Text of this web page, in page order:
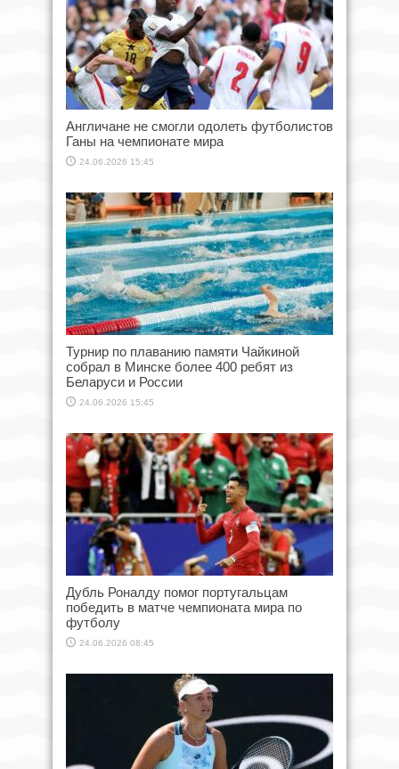
Англичане не смогли одолеть футболистов
Ганы на чемпионате мира
24.06.2026 15:45
Турнир по плаванию памяти Чайкиной
собрал в Минске более 400 ребят из
Беларуси и России
24.06.2026 15:45
Дубль Роналду помог португальцам
победить в матче чемпионата мира по
футболу
24.06.2026 08:45